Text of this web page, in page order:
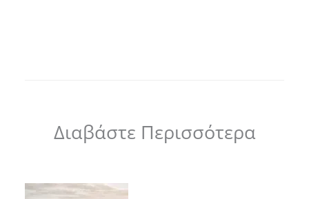
Διαβάστε Περισσότερα